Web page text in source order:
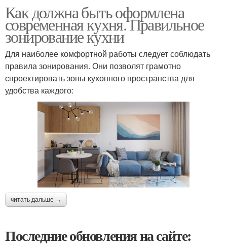
Как должна быть оформлена
современная кухня. Правильное
зонирование кухни
Для наиболее комфортной работы следует соблюдать
правила зонирования. Они позволят грамотно
спроектировать зоны кухонного пространства для
удобства каждого:
читать дальше →
Последние обновления на сайте: